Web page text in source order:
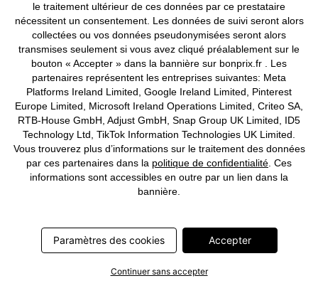
Deutsch Français
le traitement ultérieur de ces données par ce prestataire
nécessitent un consentement. Les données de suivi seront alors
collectées ou vos données pseudonymisées seront alors
transmises seulement si vous avez cliqué préalablement sur le
bouton « Accepter » dans la bannière sur bonprix.fr . Les
partenaires représentent les entreprises suivantes: Meta
Platforms Ireland Limited, Google Ireland Limited, Pinterest
Europe Limited, Microsoft Ireland Operations Limited, Criteo SA,
RTB-House GmbH, Adjust GmbH, Snap Group UK Limited, ID5
Technology Ltd, TikTok Information Technologies UK Limited.
Vous trouverez plus d’informations sur le traitement des données
par ces partenaires dans la politique de confidentialité . Ces
informations sont accessibles en outre par un lien dans la
bannière.
Paramètres des cookies Accepter
Continuer sans accepter